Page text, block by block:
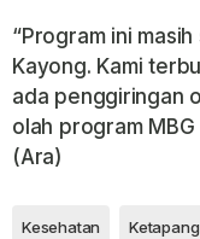
“Program ini
Kayong. Kami
ada penggiringan
olah program
(Ara)
Kesehatan Ketapang